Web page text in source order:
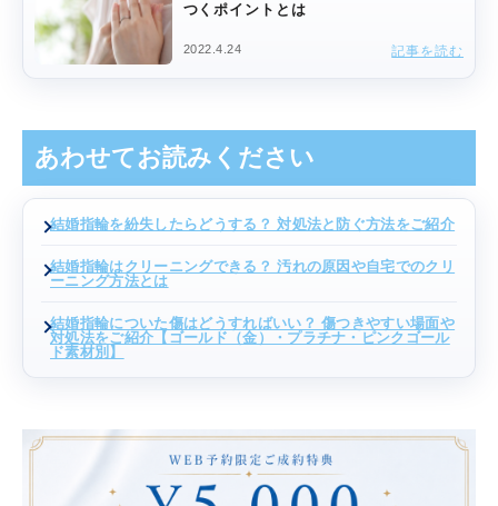
つくポイントとは
2022.4.24 記事を読む
あわせてお読みください
結婚指輪を紛失したらどうする？ 対処法と防ぐ方法をご紹介
結婚指輪はクリーニングできる？ 汚れの原因や自宅でのクリ
ーニング方法とは
結婚指輪についた傷はどうすればいい？ 傷つきやすい場面や
対処法をご紹介【ゴールド（金）・プラチナ・ピンクゴール
ド素材別】